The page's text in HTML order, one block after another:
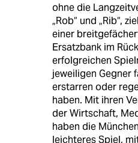
ohne die
„Rob“ und „Rib“,
einer
Ersatzbank im
erfolgreichen
jeweiligen Gegner
erstarren oder
haben. Mit ihren
der Wirtschaft,
haben die
leichteres Spiel,